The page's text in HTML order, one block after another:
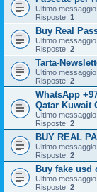
Ultimo
Risposte: 1
Buy Real
Ultimo
Risposte: 2
Tarta-
Ultimo
Risposte: 2
WhatsApp
Qatar Kuwait
Ultimo
Risposte: 2
BUY REAL
Ultimo
Risposte: 2
Buy fake usd
Ultimo
Risposte: 2